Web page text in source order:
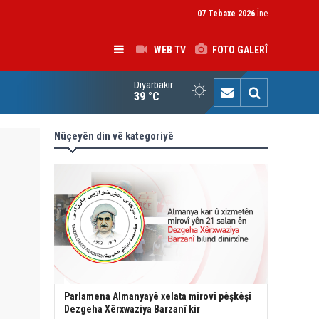
07 Tebaxe 2026 Îne
WEB TV FOTO GALERÎ
Barzanî: Divê çek tenê di destê dewletê de bin
Diyarbakır
39 °C
Nûçeyên din vê kategoriyê
Parlamena Almanyayê xelata mirovî pêşkêşî
Dezgeha Xêrxwaziya Barzanî kir